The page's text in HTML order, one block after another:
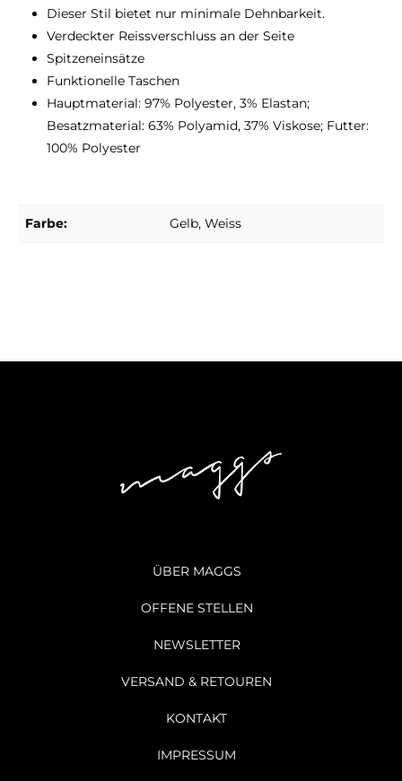
Dieser Stil bietet nur minimale Dehnbarkeit.
Verdeckter Reissverschluss an der Seite
Spitzeneinsätze
Funktionelle Taschen
Hauptmaterial: 97% Polyester, 3% Elastan;
Besatzmaterial: 63% Polyamid, 37% Viskose; Futter:
100% Polyester
Farbe: Gelb, Weiss
ÜBER MAGGS
OFFENE STELLEN
NEWSLETTER
VERSAND & RETOUREN
KONTAKT
IMPRESSUM